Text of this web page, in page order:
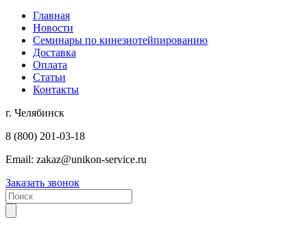
Главная
Новости
Семинары по кинезиотейпированию
Доставка
Оплата
Статьи
Контакты
г. Челябинск
8 (800) 201-03-18
Email: zakaz@unikon-service.ru
Заказать звонок